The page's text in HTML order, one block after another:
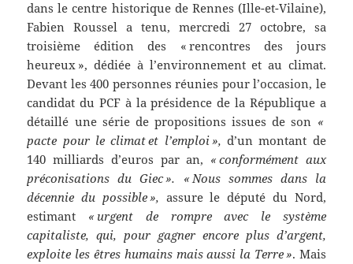
dans le centre historique de Rennes (Ille-et-Vilaine),
Fabien Roussel a tenu, mercredi 27 octobre, sa
troisième édition des « rencontres des jours
heureux », dédiée à l’environnement et au climat.
Devant les 400 personnes réunies pour l’occasion, le
candidat du PCF à la présidence de la République a
détaillé une série de propositions issues de son «
pacte pour le climat et l’emploi », d’un montant de
140 milliards d’euros par an, « conformément aux
préconisations du Giec ». « Nous sommes dans la
décennie du possible », assure le député du Nord,
estimant « urgent de rompre avec le système
capitaliste, qui, pour gagner encore plus d’argent,
exploite les êtres humains mais aussi la Terre ». Mais